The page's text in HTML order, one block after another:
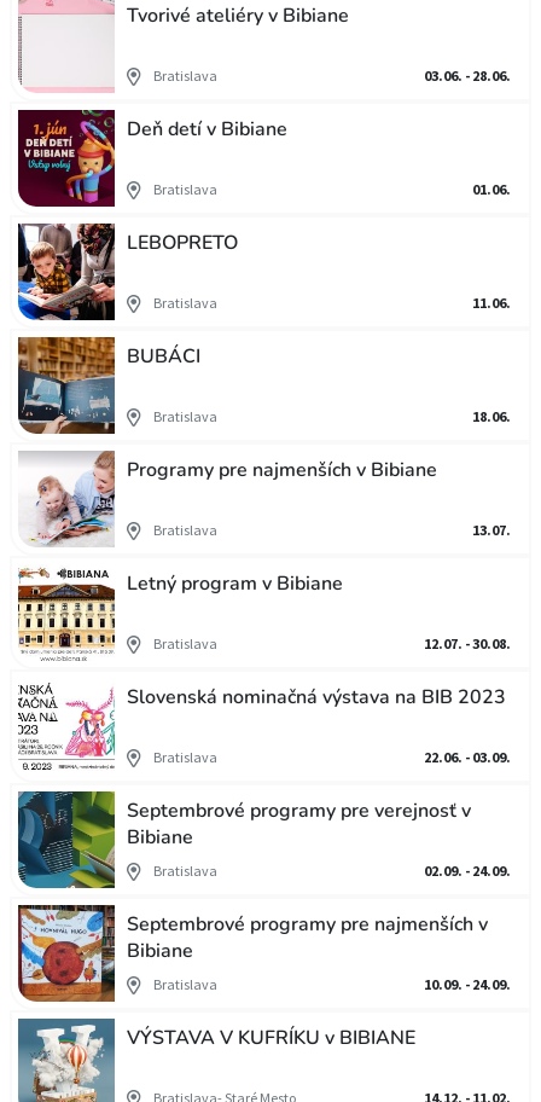
Tvorivé ateliéry v Bibiane
Bratislava 03.06. - 28.06.
Deň detí v Bibiane
Bratislava 01.06.
LEBOPRETO
Bratislava 11.06.
BUBÁCI
Bratislava 18.06.
Programy pre najmenších v Bibiane
Bratislava 13.07.
Letný program v Bibiane
Bratislava 12.07. - 30.08.
Slovenská nominačná výstava na BIB 2023
Bratislava 22.06. - 03.09.
Septembrové programy pre verejnosť v
Bibiane
Bratislava 02.09. - 24.09.
Septembrové programy pre najmenších v
Bibiane
Bratislava 10.09. - 24.09.
VÝSTAVA V KUFRÍKU v BIBIANE
Bratislava- Staré Mesto 14.12. - 11.02.